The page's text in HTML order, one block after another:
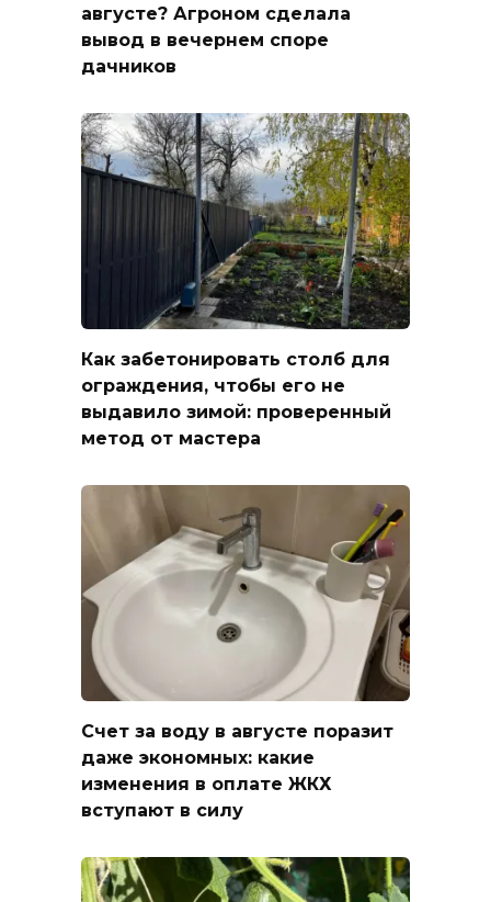
августе? Агроном сделала
вывод в вечернем споре
дачников
Как забетонировать столб для
ограждения, чтобы его не
выдавило зимой: проверенный
метод от мастера
Счет за воду в августе поразит
даже экономных: какие
изменения в оплате ЖКХ
вступают в силу